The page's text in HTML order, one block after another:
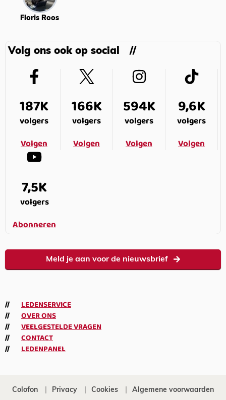
Floris Roos
Volg ons ook op social
187K
volgers
Volgen
166K
volgers
Volgen
594K
volgers
Volgen
9,6K
volgers
Volgen
7,5K
volgers
Abonneren
Meld je aan voor de nieuwsbrief
LEDENSERVICE
OVER ONS
VEELGESTELDE VRAGEN
CONTACT
LEDENPANEL
Colofon Privacy Cookies Algemene voorwaarden